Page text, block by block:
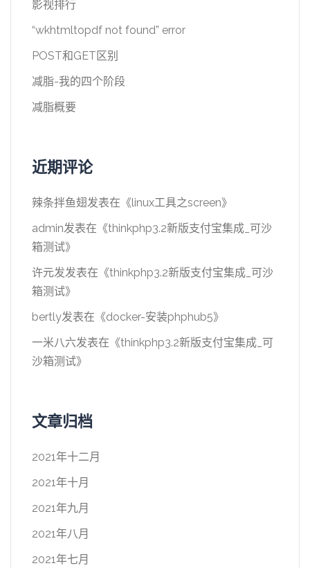
影视排行
“wkhtmltopdf not found” error
POST和GET区别
减脂-我的四个阶段
减脂概要
近期评论
辣条拌鱼翅发表在《linux工具之screen》
admin发表在《thinkphp3.2新版支付宝集成_可沙
箱测试》
许元发发表在《thinkphp3.2新版支付宝集成_可沙
箱测试》
bertly发表在《docker-安装phphub5》
一米八六发表在《thinkphp3.2新版支付宝集成_可
沙箱测试》
文章归档
2021年十二月
2021年十月
2021年九月
2021年八月
2021年七月